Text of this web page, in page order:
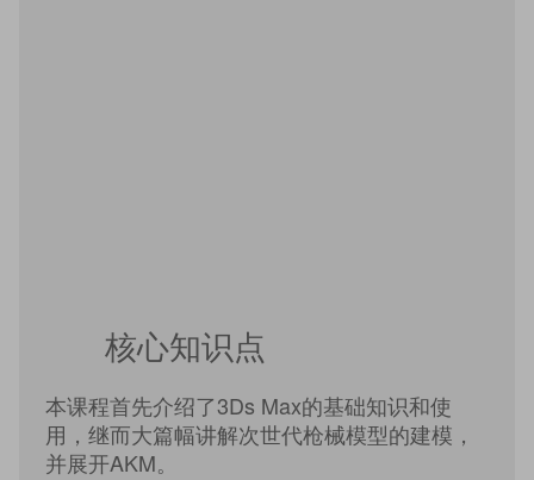
核心知识点
本课程首先介绍了3Ds Max的基础知识和使
用，继而大篇幅讲解次世代枪械模型的建模，
并展开AKM。